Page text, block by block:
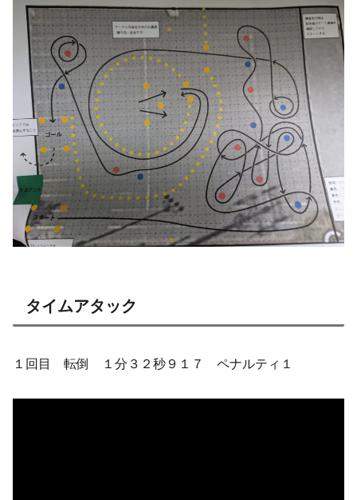
タイムアタック
１回目 転倒 １分３２秒９１７ ペナルティ１